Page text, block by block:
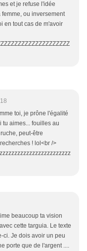
et je refuse l'idée
ou inversement
en tout cas de m'avoir
toi, je prône l'égalité
tu aimes... fouilles au
peut-être
! lol<br />
beaucoup ta vision
cette targuia. Le texte
ci. Je dois avoir un peu
porte que de l'argent ....